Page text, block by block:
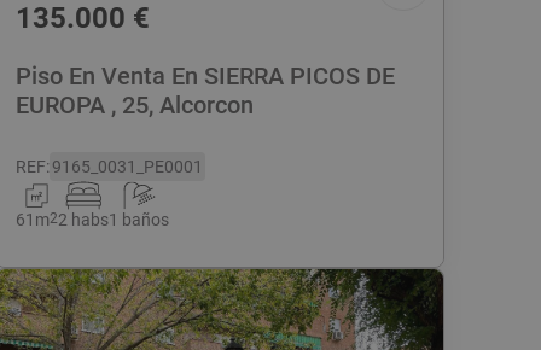
135.000 €
Piso En Venta En SIERRA PICOS DE
EUROPA , 25, Alcorcon
REF:9165_0031_PE0001
61 m22 habs1 baños